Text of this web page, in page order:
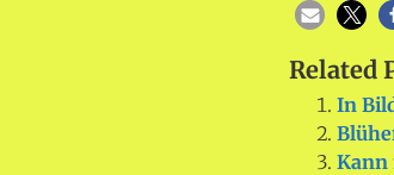
Related
In
Kann